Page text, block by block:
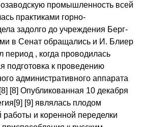
промышленность всей
практиками горно-
задолго до учреждения Берг-
в Сенат обращались и И. Блиер
, когда проводилась
подготовка к проведению
административного аппарата
[8] Опубликованная 10 декабря
[9] являлась плодом
работы и коренной переделки